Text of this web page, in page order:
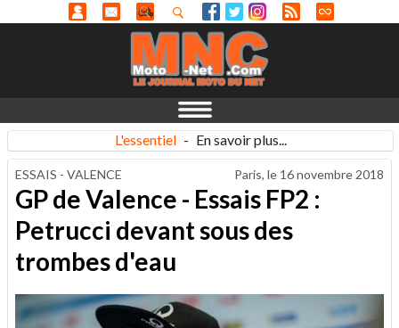
L'essentiel - En savoir plus...
ESSAIS - VALENCE Paris, le 16 novembre 2018
GP de Valence - Essais FP2 :
Petrucci devant sous des
trombes d'eau